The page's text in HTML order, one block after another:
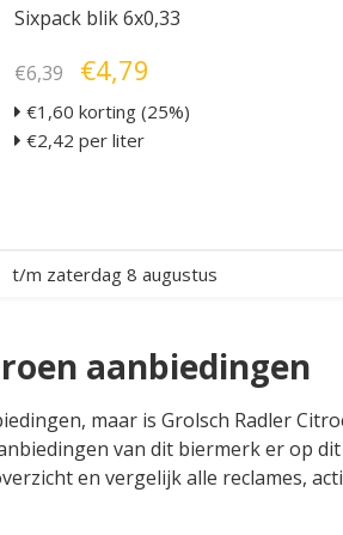
Sixpack blik 6x0,33
€6,39 €4,79
€1,60 korting (25%)
€2,42 per liter
t/m zaterdag 8 augustus
aanbiedingen
maar is Grolsch Radler
van dit biermerk er op
en vergelijk alle reclames,